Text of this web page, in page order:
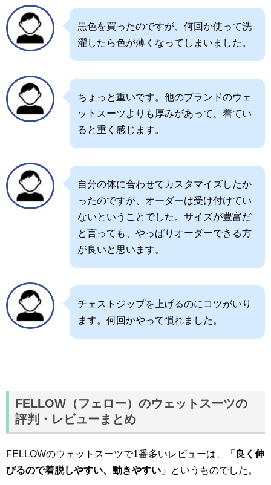
黒色を買ったのですが、何回か使って洗
濯したら色が薄くなってしまいました。
ちょっと重いです。他のブランドのウェ
ットスーツよりも厚みがあって、着てい
ると重く感じます。
自分の体に合わせてカスタマイズしたか
ったのですが、オーダーは受け付けてい
ないということでした。サイズが豊富だ
と言っても、やっぱりオーダーできる方
が良いと思います。
チェストジップを上げるのにコツがいり
ます。何回かやって慣れました。
FELLOW（フェロー）のウェットスーツの
評判・レビューまとめ
FELLOWのウェットスーツで1番多いレビューは、
「良く伸
びるので着脱しやすい、動きやすい」 というものでした。